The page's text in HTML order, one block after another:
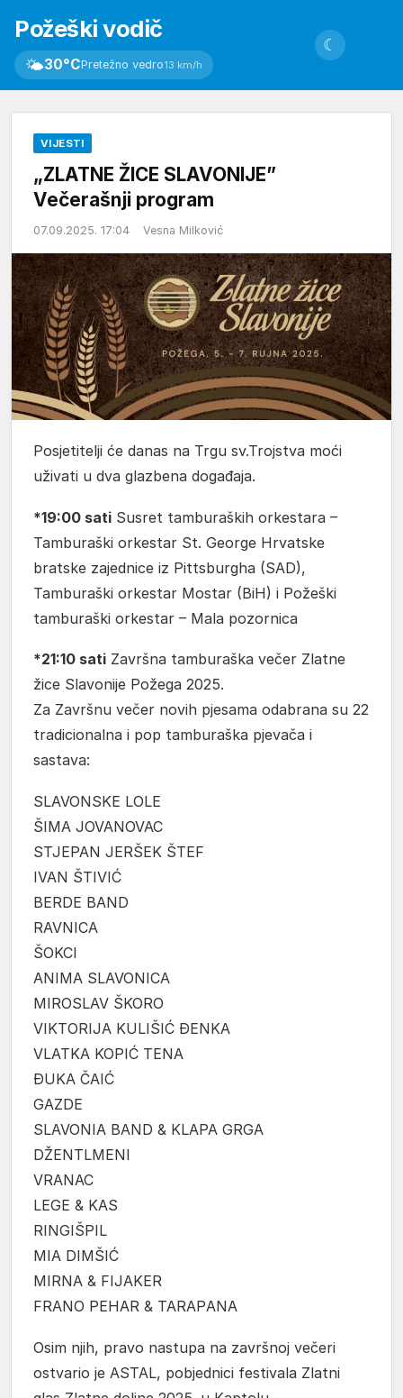
Požeški vodič
🌤30°CPretežno vedro13 km/h
☾
VIJESTI
„ZLATNE ŽICE SLAVONIJE”
Večerašnji program
07.09.2025. 17:04 Vesna Milković
Posjetitelji će danas na Trgu sv.Trojstva moći
uživati u dva glazbena događaja.
*19:00 sati Susret tamburaških orkestara –
Tamburaški orkestar St. George Hrvatske
bratske zajednice iz Pittsburgha (SAD),
Tamburaški orkestar Mostar (BiH) i Požeški
tamburaški orkestar – Mala pozornica
*21:10 sati Završna tamburaška večer Zlatne
žice Slavonije Požega 2025.
Za Završnu večer novih pjesama odabrana su 22
tradicionalna i pop tamburaška pjevača i
sastava:
SLAVONSKE LOLE
ŠIMA JOVANOVAC
STJEPAN JERŠEK ŠTEF
IVAN ŠTIVIĆ
BERDE BAND
RAVNICA
ŠOKCI
ANIMA SLAVONICA
MIROSLAV ŠKORO
VIKTORIJA KULIŠIĆ ĐENKA
VLATKA KOPIĆ TENA
ĐUKA ČAIĆ
GAZDE
SLAVONIA BAND & KLAPA GRGA
DŽENTLMENI
VRANAC
LEGE & KAS
RINGIŠPIL
MIA DIMŠIĆ
MIRNA & FIJAKER
FRANO PEHAR & TARAPΑΝΑ
Osim njih, pravo nastupa na završnoj večeri
ostvario je ASTAL, pobjednici festivala Zlatni